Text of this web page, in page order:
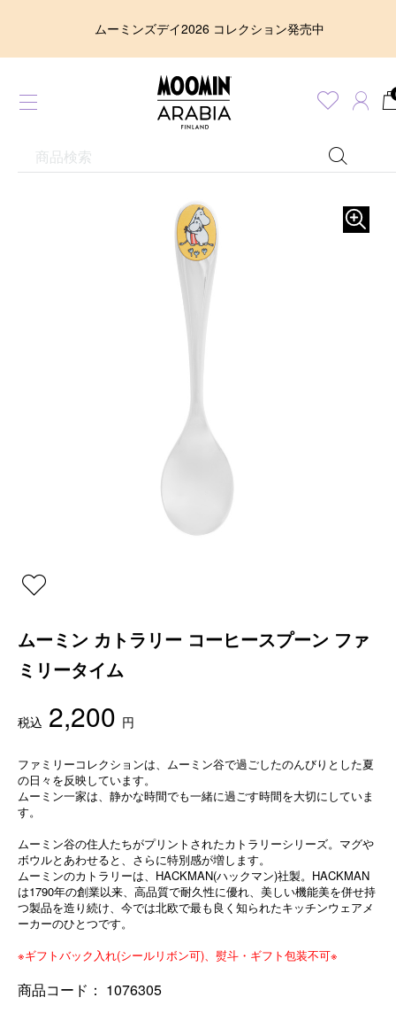
ムーミンズデイ2026 コレクション発売中
ムーミン カトラリー コーヒースプーン ファ
ミリータイム
税込 2,200 円
ファミリーコレクションは、ムーミン谷で過ごしたのんびりとした夏
の日々を反映しています。
ムーミン一家は、静かな時間でも一緒に過ごす時間を大切にしていま
す。
ムーミン谷の住人たちがプリントされたカトラリーシリーズ。マグや
ボウルとあわせると、さらに特別感が増します。
ムーミンのカトラリーは、HACKMAN(ハックマン)社製。HACKMAN
は1790年の創業以来、高品質で耐久性に優れ、美しい機能美を併せ持
つ製品を造り続け、今では北欧で最も良く知られたキッチンウェアメ
ーカーのひとつです。
※ギフトバック入れ(シールリボン可)、熨斗・ギフト包装不可※
商品コード： 1076305